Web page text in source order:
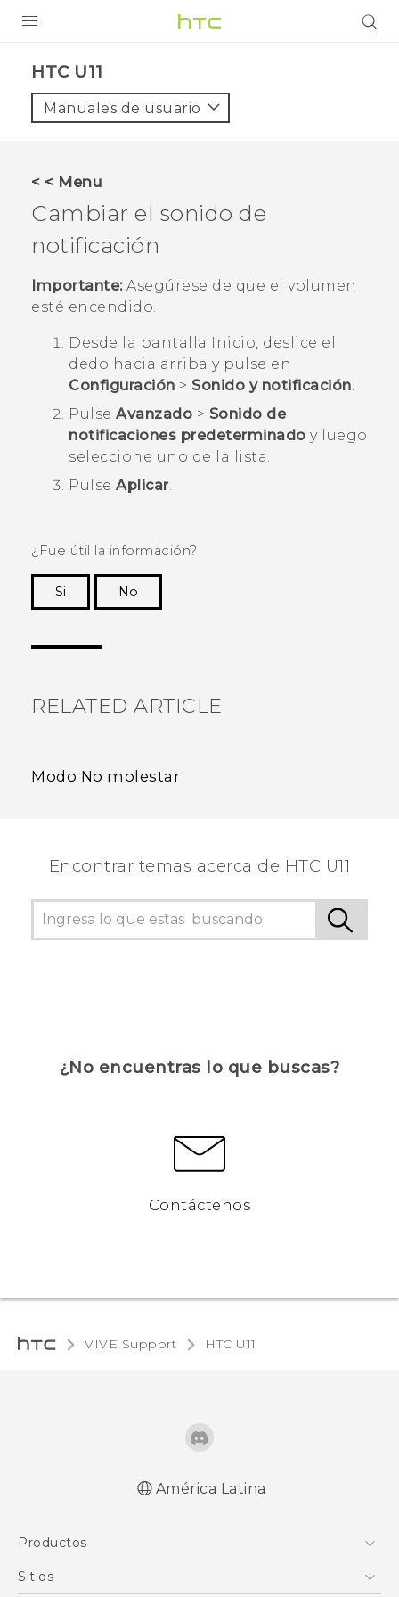
VIVE
VIVERSE
AYUDA
HTC Devices & Accessories
Video Tutorials
HTC U11‎
Manuales de usuario
< < Menu
Cambiar el sonido de
notificación
Importante:Asegúrese de que el volumen
esté encendido.
Desde la pantalla Inicio, deslice el
dedo hacia arriba y pulse en
Configuración > Sonido y notificación.
Pulse Avanzado > Sonido de
notificaciones predeterminado y luego
seleccione uno de la lista.
Pulse Aplicar.
¿Fue útil la información?
Si
No
RELATED ARTICLE
Modo No molestar
Encontrar temas acerca de HTC U11
¿No encuentras lo que buscas?
Contáctenos
VIVE Support HTC U11‎
English - User manual
América Latina
Productos
5G
Sitios